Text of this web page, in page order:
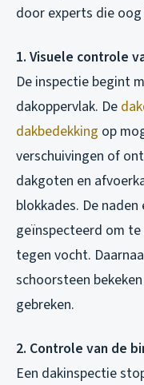
door experts die
1. Visuele controle
De inspectie begint
dakoppervlak. De
dakbedekking op
verschuivingen of
dakgoten en
blokkades. De
geïnspecteerd om
tegen vocht.
schoorsteen
gebreken.
2. Controle van de
Een dakinspectie